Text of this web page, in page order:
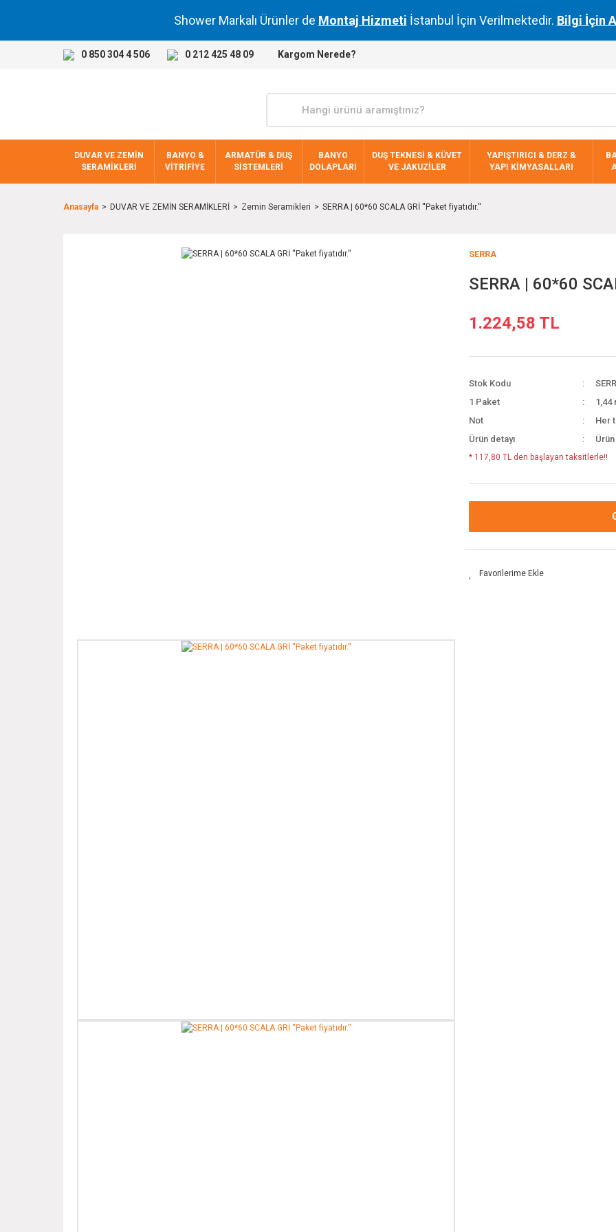
Shower Markalı Ürünler de Montaj Hizmeti İstanbul İçin Verilmektedir. Bilgi İçin
0 850 304 4 506 0 212 425 48 09 Kargom Nerede?
DUVAR VE ZEMİN
SERAMİKLERİ
BANYO &
VİTRİFİYE
ARMATÜR & DUŞ
SİSTEMLERİ
BANYO
DOLAPLARI
DUŞ TEKNESİ & KÜVET
VE JAKUZİLER
YAPIŞTIRICI & DERZ &
YAPI KİMYASALLARI
Anasayfa DUVAR VE ZEMİN SERAMİKLERİ Zemin Seramikleri SERRA | 60*60 SCALA GRİ ''Paket fiyatıdır.''
SERRA
SERRA | 60*60
1.224,58 TL
Stok Kodu
1 Paket
1,44
Not
Her
Ürün detayı
* 117,80 TL den başlayan taksitlerle!!